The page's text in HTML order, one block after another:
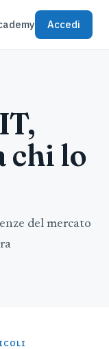
Accedi
chi lo
del mercato